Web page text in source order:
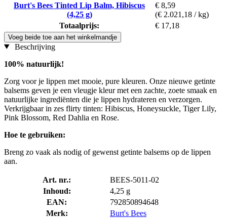
Burt's Bees Tinted Lip Balm, Hibiscus
(4,25 g)
€ 8,59
(€ 2.021,18 / kg)
Totaalprijs:
€ 17,18
Voeg beide toe aan het winkelmandje
Beschrijving
100% natuurlijk!
Zorg voor je lippen met mooie, pure kleuren. Onze nieuwe getinte
balsems geven je een vleugje kleur met een zachte, zoete smaak en
natuurlijke ingrediënten die je lippen hydrateren en verzorgen.
Verkrijgbaar in zes flirty tinten: Hibiscus, Honeysuckle, Tiger Lily,
Pink Blossom, Red Dahlia en Rose.
Hoe te gebruiken:
Breng zo vaak als nodig of gewenst getinte balsems op de lippen
aan.
Art. nr.:
BEES-5011-02
Inhoud:
4,25 g
EAN:
792850894648
Merk:
Burt's Bees